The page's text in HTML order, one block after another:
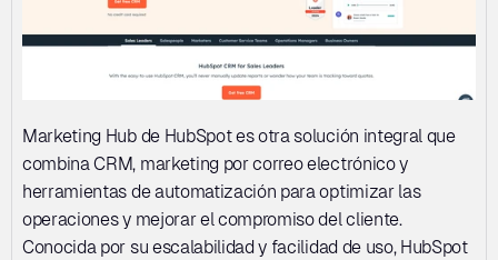
Marketing Hub de HubSpot es otra solución integral que
combina CRM, marketing por correo electrónico y
herramientas de automatización para optimizar las
operaciones y mejorar el compromiso del cliente.
Conocida por su escalabilidad y facilidad de uso, HubSpot